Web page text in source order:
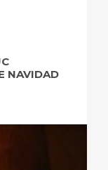
NAVIDAD